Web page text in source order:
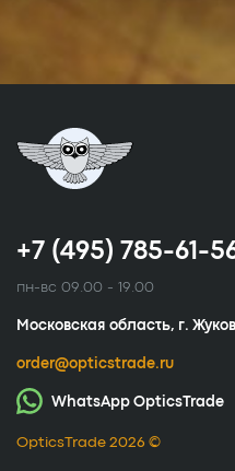
+7 (495) 785-61-
пн-вс 09.00 - 19.00
Московская область, г.
order@opticstrade.ru
WhatsApp OpticsTrade
OpticsTrade 2026 ©